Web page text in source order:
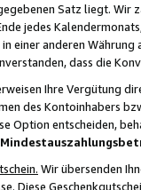
Satz liegt.
jedes
einer anderen
dass die
Ihre Vergütung
des Kontoinhabers
Option entscheiden,
Wir übersenden
Diese